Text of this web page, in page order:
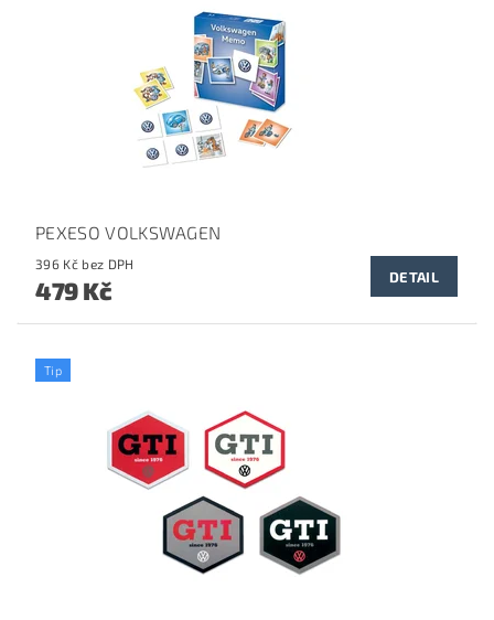
PEXESO VOLKSWAGEN
396 Kč bez DPH
479 Kč DETAIL
Tip